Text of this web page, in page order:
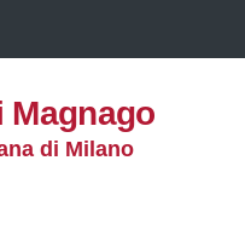
Magnago
di Milano